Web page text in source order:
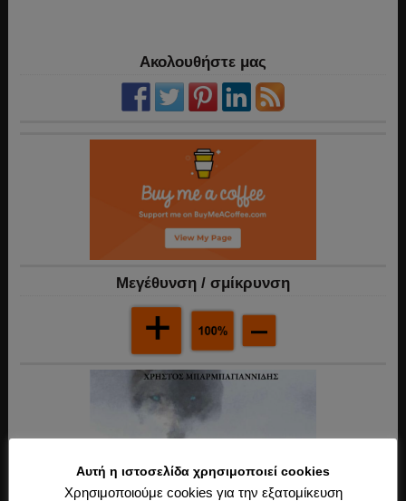
Ακολουθήστε μας
Mεγέθυνση / σμίκρυνση
Αυτή η ιστοσελίδα χρησιμοποιεί cookies
Χρησιμοποιούμε cookies για την εξατομίκευση